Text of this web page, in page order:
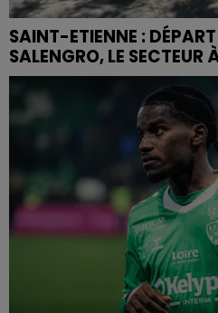
SAINT-ETIENNE : DÉPART
SALENGRO, LE SECTEUR